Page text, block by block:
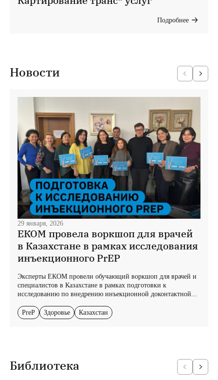
Подробнее
Новости
29 января, 2026
ЕКОМ провела воркшоп для врачей
в Казахстане в рамках исследования
инъекционного PrEP
Эксперты ЕКОМ провели обучающий воркшоп для врачей и
специалистов в Казахстане в рамках подготовки к
исследованию по внедрению инъекционной доконтактной...
PreP Здоровье Казахстан
Библиотека